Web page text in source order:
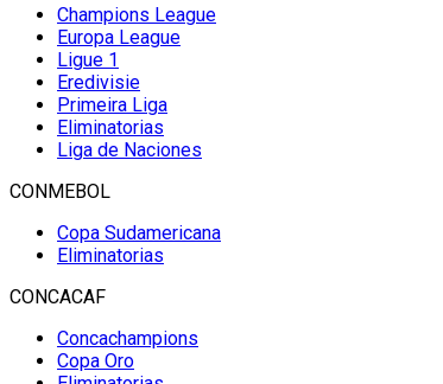
Champions League
Europa League
Ligue 1
Eredivisie
Primeira Liga
Eliminatorias
Liga de Naciones
CONMEBOL
Copa Sudamericana
Eliminatorias
CONCACAF
Concachampions
Copa Oro